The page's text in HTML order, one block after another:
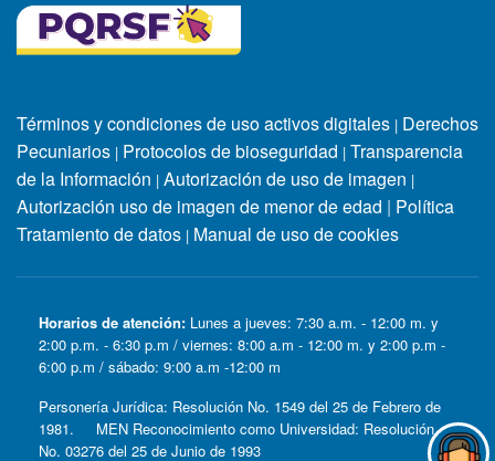
Términos y condiciones de uso activos digitales | Derechos
Pecuniarios | Protocolos de bioseguridad | Transparencia
de la Información | Autorización de uso de imagen |
Autorización uso de imagen de menor de edad | Política
Tratamiento de datos | Manual de uso de cookies
Horarios de atención: Lunes a jueves: 7:30 a.m. - 12:00 m. y
2:00 p.m. - 6:30 p.m / viernes: 8:00 a.m - 12:00 m. y 2:00 p.m -
6:00 p.m / sábado: 9:00 a.m -12:00 m
Personería Jurídica: Resolución No. 1549 del 25 de Febrero de
1981. MEN Reconocimiento como Universidad: Resolución
No. 03276 del 25 de Junio de 1993